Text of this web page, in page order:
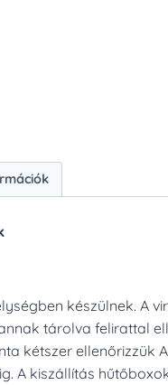
készülnek. A
tárolva felirattal
kétszer ellenőrizzük
A kiszállítás